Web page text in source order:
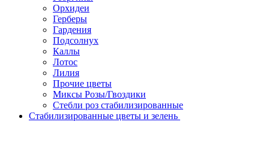
Орхидеи
Герберы
Гардения
Подсолнух
Каллы
Лотос
Лилия
Прочие цветы
Миксы Розы/Гвоздики
Стебли роз стабилизированные
Стабилизированные цветы и зелень